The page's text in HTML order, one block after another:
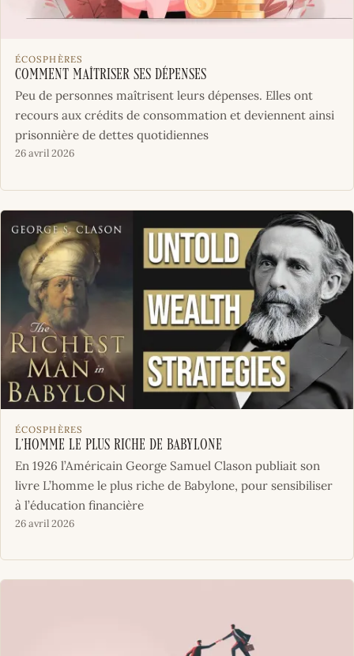
ÉCOSPHÈRES
Comment maîtriser ses dépenses
Peu de personnes maîtrisent leurs dépenses. Elles ont
recours aux crédits de consommation et deviennent ainsi
prisonnière de dettes quotidiennes
26 avril 2026
ÉCOSPHÈRES
L’homme le plus riche de Babylone
En 1926 l’Américain George Samuel Clason publiait son
livre L’homme le plus riche de Babylone, pour sensibiliser
à l’éducation financière
26 avril 2026